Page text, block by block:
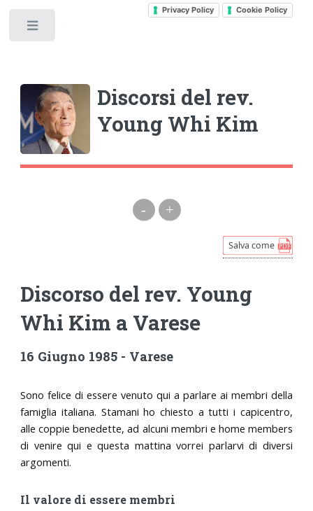
Privacy Policy Cookie Policy
Discorsi del rev.
Young Whi Kim
- +
Discorso del rev. Young
Whi Kim a Varese
16 Giugno 1985 - Varese
Sono felice di essere venuto qui a parlare ai membri della
famiglia italiana. Stamani ho chiesto a tutti i capicentro,
alle coppie benedette, ad alcuni membri e home members
di venire qui e questa mattina vorrei parlarvi di diversi
argomenti.
Il valore di essere membri